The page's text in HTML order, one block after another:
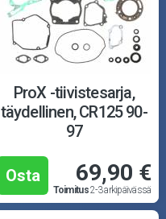
ProX -tiivistesarja,
täydellinen, CR125 90-
97
Osta 69,90 €
Toimitus2-3 arkipäivässä